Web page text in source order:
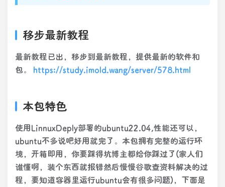
移步最新教程
最新教程已出，移步到最新教程，提供最新的软件和
包。 https://study.imold.wang/server/578.html
本包特色
使用LinnuxDeply部署的ubuntu22.04,性能还可以，
ubuntu不多说吧好用就完了。本包拥有完整的运行环
境，开箱即用，你要踩得坑博主都给你踩过了(家人们
谁懂啊，装个东西就报错然后慢慢谷歌查资料解决的过
程，要知道容器里运行ubuntu会有很多问题)，下面是